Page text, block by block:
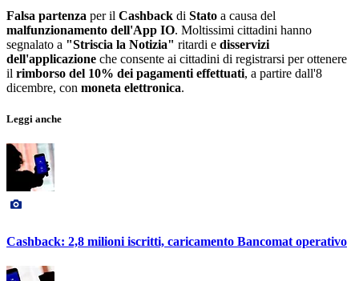
Falsa partenza per il Cashback di Stato a causa del
malfunzionamento dell'App IO. Moltissimi cittadini hanno
segnalato a "Striscia la Notizia" ritardi e disservizi
dell'applicazione che consente ai cittadini di registrarsi per ottenere
il rimborso del 10% dei pagamenti effettuati, a partire dall'8
dicembre, con moneta elettronica.
Leggi anche
Cashback: 2,8 milioni iscritti, caricamento Bancomat operativo